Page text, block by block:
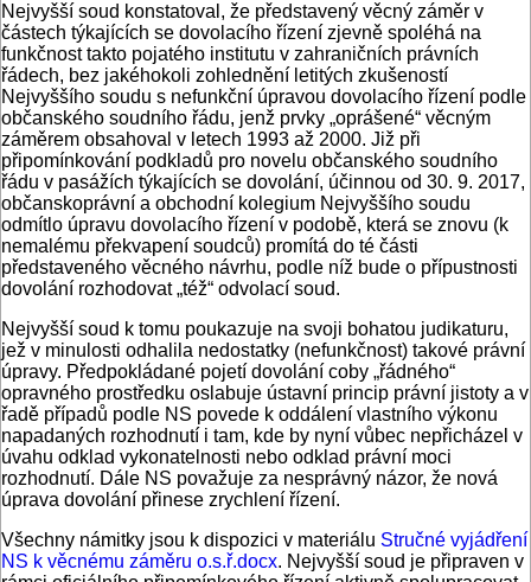
Nejvyšší soud konstatoval, že představený věcný záměr v
částech týkajících se dovolacího řízení zjevně spoléhá na
funkčnost takto pojatého institutu v zahraničních právních
řádech, bez jakéhokoli zohlednění letitých zkušeností
Nejvyššího soudu s nefunkční úpravou dovolacího řízení podle
občanského soudního řádu, jenž prvky „oprášené“ věcným
záměrem obsahoval v letech 1993 až 2000. Již při
připomínkování podkladů pro novelu občanského soudního
řádu v pasážích týkajících se dovolání, účinnou od 30. 9. 2017,
občanskoprávní a obchodní kolegium Nejvyššího soudu
odmítlo úpravu dovolacího řízení v podobě, která se znovu (k
nemalému překvapení soudců) promítá do té části
představeného věcného návrhu, podle níž bude o přípustnosti
dovolání rozhodovat „též“ odvolací soud.
Nejvyšší soud k tomu poukazuje na svoji bohatou judikaturu,
jež v minulosti odhalila nedostatky (nefunkčnost) takové právní
úpravy. Předpokládané pojetí dovolání coby „řádného“
opravného prostředku oslabuje ústavní princip právní jistoty a v
řadě případů podle NS povede k oddálení vlastního výkonu
napadaných rozhodnutí i tam, kde by nyní vůbec nepřicházel v
úvahu odklad vykonatelnosti nebo odklad právní moci
rozhodnutí. Dále NS považuje za nesprávný názor, že nová
úprava dovolání přinese zrychlení řízení.
Všechny námitky jsou k dispozici v materiálu Stručné vyjádření
NS k věcnému záměru o.s.ř.docx. Nejvyšší soud je připraven v